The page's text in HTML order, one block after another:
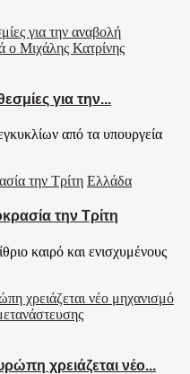
για την...
από τα υπουργεία
Ελλάδα
την Τρίτη
καιρό και ενισχυμένους
χρειάζεται νέο...